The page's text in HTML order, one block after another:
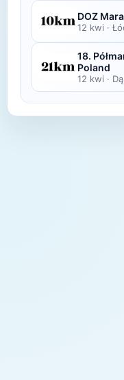
DOZ
12 kwi ·
18.
Poland
12 kwi ·